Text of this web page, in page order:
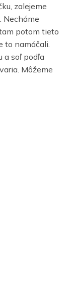
zalejeme
Necháme
potom tieto
to namáčali.
a soľ podľa
Môžeme